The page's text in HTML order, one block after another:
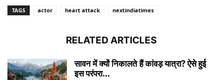
TAGS actor heart attack nextindiatimes
RELATED ARTICLES
सावन में क्यों निकालते हैं कांवड़ यात्रा? ऐसे हुई
इस परंपरा...